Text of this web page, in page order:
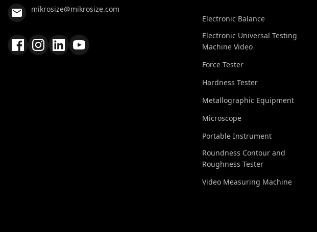
mikrosize@mikrosize.com
Electronic Balance
Electronic Universal Testing
Machine Video
Force Tester
Hardness Tester
Metallographic Equipment
Microscope
Portable Instrument
Roundness Contour and
Roughness Tester
Video Measuring Machine